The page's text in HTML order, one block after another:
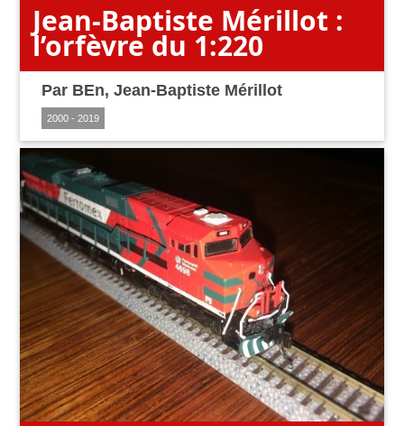
Jean-Baptiste Mérillot :
l’orfèvre du 1:220
Par BEn, Jean-Baptiste Mérillot
2000 - 2019